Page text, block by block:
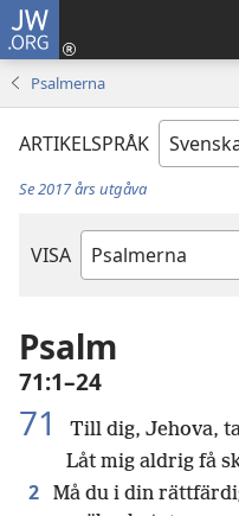
JW.ORG
Psalmerna
ARTIKELSPRÅK
Se 2017 års utgåva
VISA
Bibelbok
Psalm
71:1–24
71 Till dig, Jehova,
Låt mig aldrig få
2
Må du i din